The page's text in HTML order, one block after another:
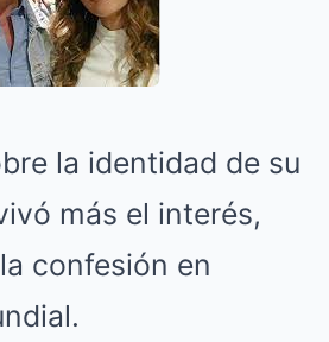
la identidad de su
más el interés,
confesión en